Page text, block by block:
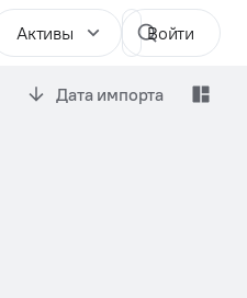
Активы Войти
Дата импорта